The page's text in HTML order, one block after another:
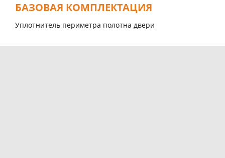
БАЗОВАЯ КОМПЛЕКТАЦИЯ
Уплотнитель периметра полотна двери